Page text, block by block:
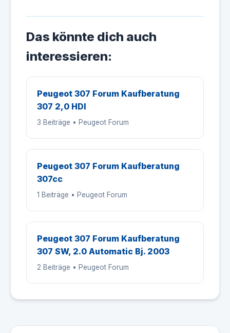
Das könnte dich auch
interessieren:
Peugeot 307 Forum Kaufberatung
307 2,0 HDI
3 Beiträge • Peugeot Forum
Peugeot 307 Forum Kaufberatung
307cc
1 Beiträge • Peugeot Forum
Peugeot 307 Forum Kaufberatung
307 SW, 2.0 Automatic Bj. 2003
2 Beiträge • Peugeot Forum